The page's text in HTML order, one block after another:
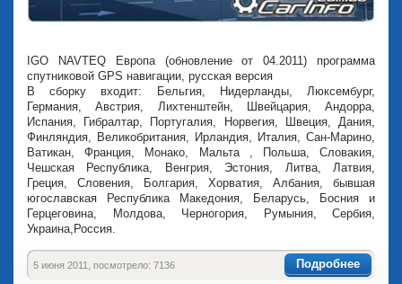
IGO NAVTEQ Европа (обновление от 04.2011) программа
спутниковой GPS навигации, русская версия
В сборку входит: Бельгия, Нидерланды, Люксембург,
Германия, Австрия, Лихтенштейн, Швейцария, Андорра,
Испания, Гибралтар, Португалия, Норвегия, Швеция, Дания,
Финляндия, Великобритания, Ирландия, Италия, Сан-Марино,
Ватикан, Франция, Монако, Мальта , Польша, Словакия,
Чешская Республика, Венгрия, Эстония, Литва, Латвия,
Греция, Словения, Болгария, Хорватия, Албания, бывшая
югославская Республика Македония, Беларусь, Босния и
Герцеговина, Молдова, Черногория, Румыния, Сербия,
Украина,Россия.
Подробнее
5 июня 2011, посмотрело: 7136